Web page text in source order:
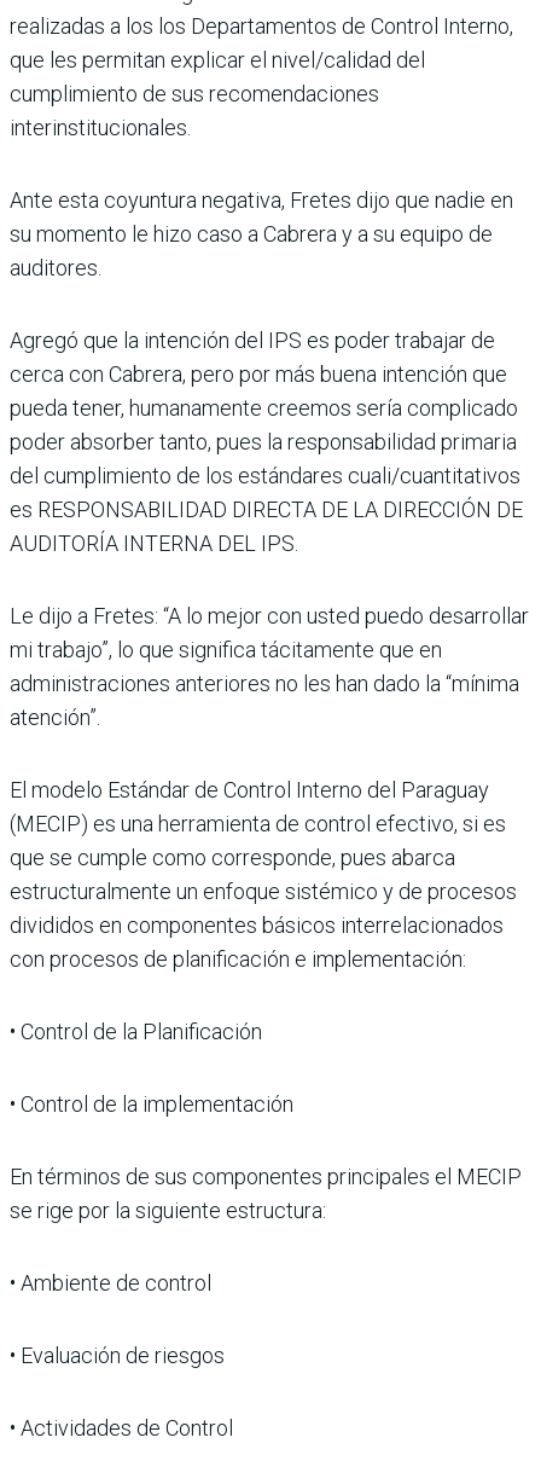
realizadas a los los Departamentos de Control Interno,
que les permitan explicar el nivel/calidad del
cumplimiento de sus recomendaciones
interinstitucionales.
Ante esta coyuntura negativa, Fretes dijo que nadie en
su momento le hizo caso a Cabrera y a su equipo de
auditores.
Agregó que la intención del IPS es poder trabajar de
cerca con Cabrera, pero por más buena intención que
pueda tener, humanamente creemos sería complicado
poder absorber tanto, pues la responsabilidad primaria
del cumplimiento de los estándares cuali/cuantitativos
es RESPONSABILIDAD DIRECTA DE LA DIRECCIÓN DE
AUDITORÍA INTERNA DEL IPS.
Le dijo a Fretes: “A lo mejor con usted puedo desarrollar
mi trabajo”, lo que significa tácitamente que en
administraciones anteriores no les han dado la “mínima
atención”.
El modelo Estándar de Control Interno del Paraguay
(MECIP) es una herramienta de control efectivo, si es
que se cumple como corresponde, pues abarca
estructuralmente un enfoque sistémico y de procesos
divididos en componentes básicos interrelacionados
con procesos de planificación e implementación:
• Control de la Planificación
• Control de la implementación
En términos de sus componentes principales el MECIP
se rige por la siguiente estructura:
• Ambiente de control
• Evaluación de riesgos
• Actividades de Control